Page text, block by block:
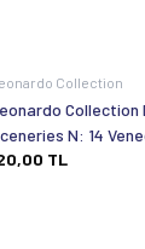
Collection
Collection
N: 14
TL